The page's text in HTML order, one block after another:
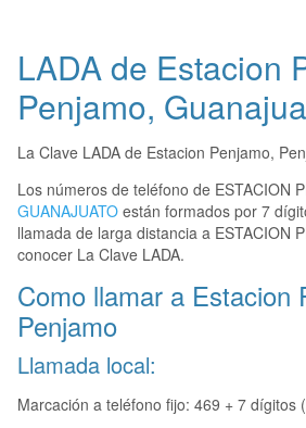
LADA de Estacion
Penjamo,
La Clave LADA de Estacion Penjamo,
Los números de teléfono de ESTACION
GUANAJUATO están formados por 7
llamada de larga distancia a ESTACION
conocer La Clave LADA.
Como llamar a Estacion
Penjamo
Llamada local:
Marcación a teléfono fijo: 469 + 7 dígitos